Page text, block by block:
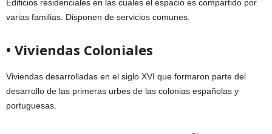
Edificios residenciales en las cuales el espacio es compartido por
varias familias. Disponen de servicios comunes.
• Viviendas Coloniales
Viviendas desarrolladas en el siglo XVI que formaron parte del
desarrollo de las primeras urbes de las colonias españolas y
portuguesas.